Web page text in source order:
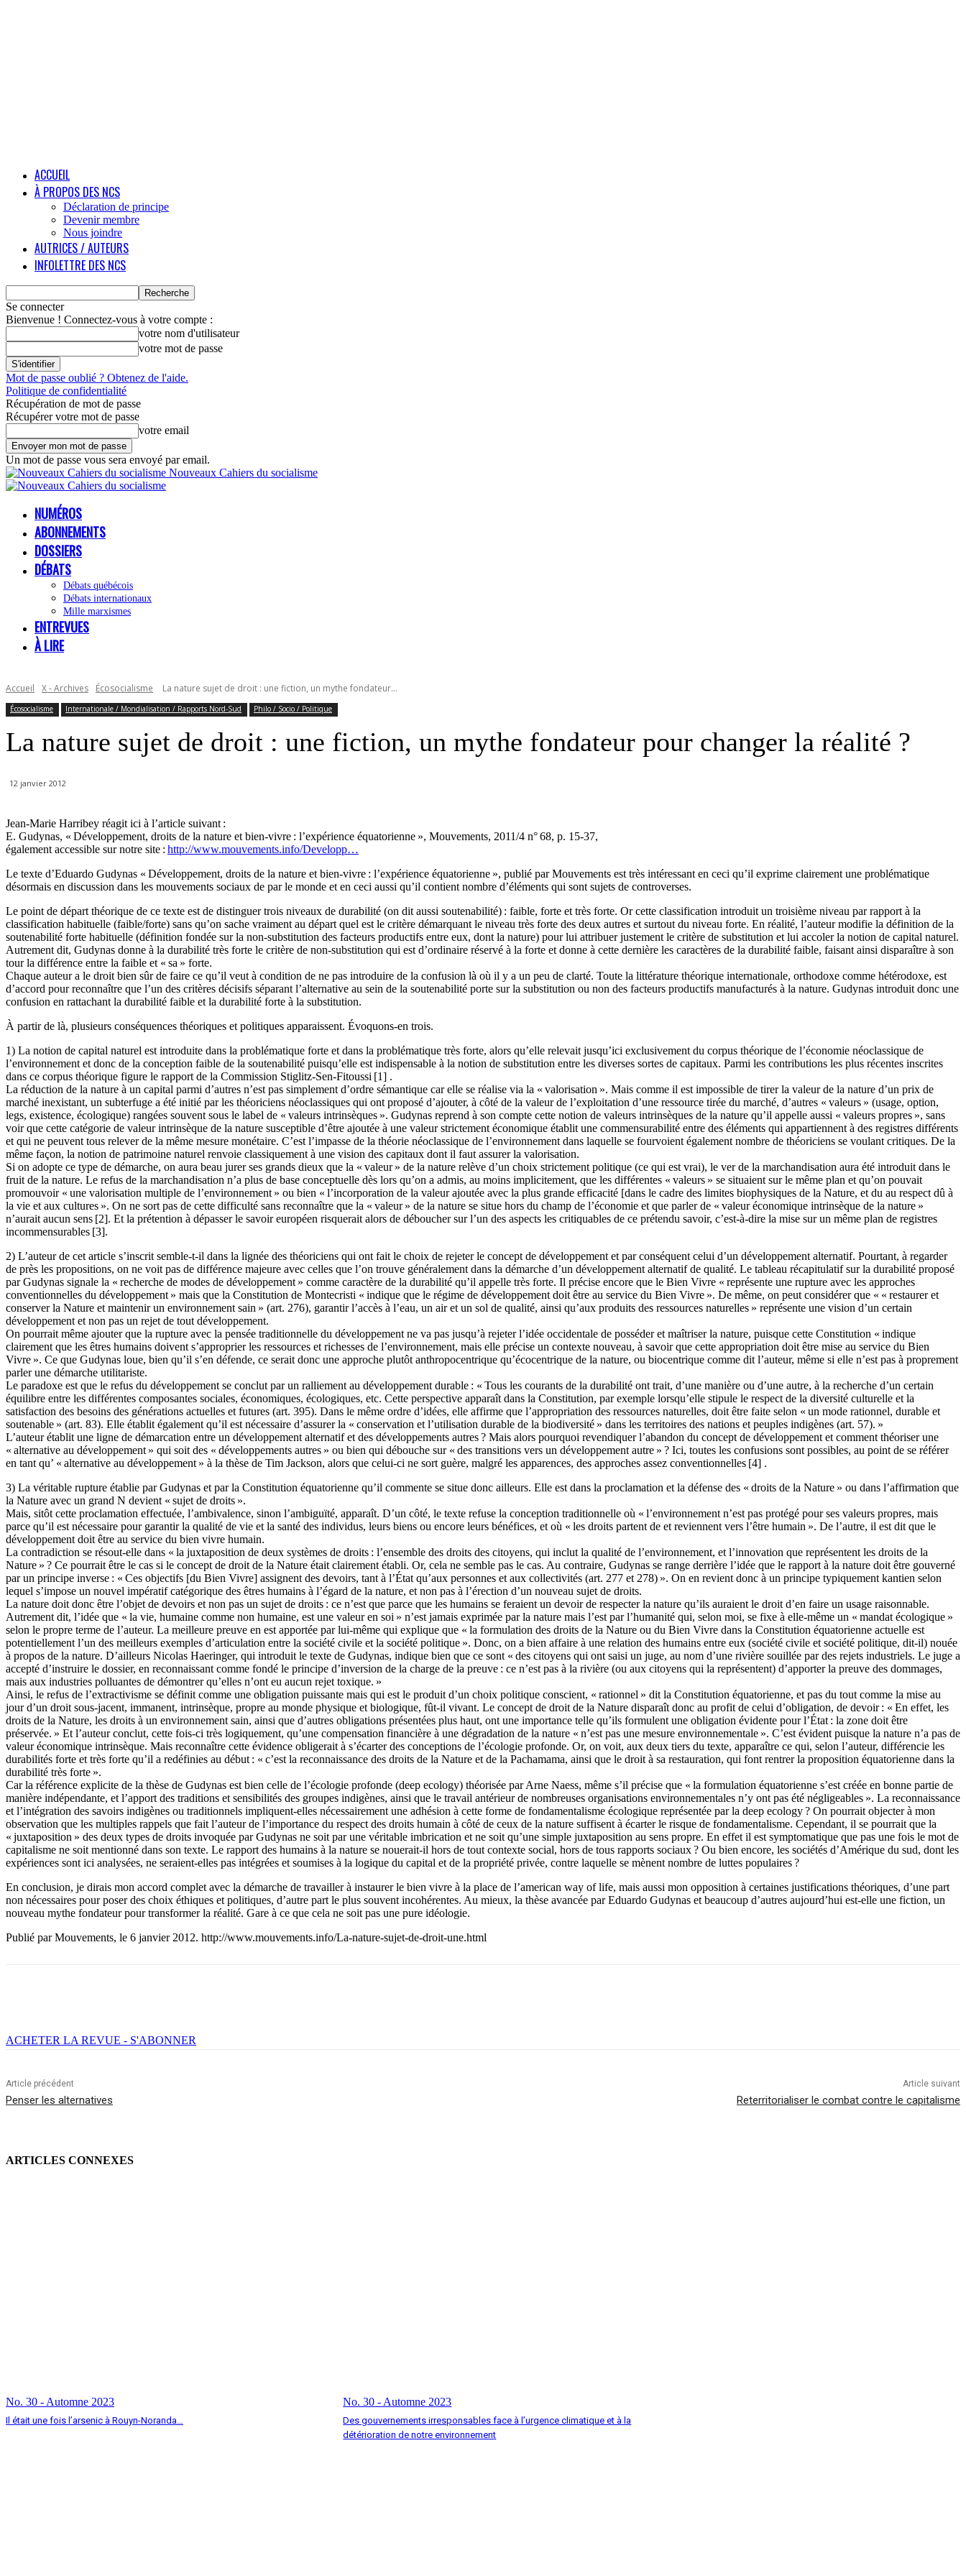
ACCUEIL
À PROPOS DES NCS
Déclaration de principe
Devenir membre
Nous joindre
AUTRICES / AUTEURS
INFOLETTRE DES NCS
Se connecter
Bienvenue ! Connectez-vous à votre compte :
votre nom d'utilisateur
votre mot de passe
Mot de passe oublié ? Obtenez de l'aide.
Politique de confidentialité
Récupération de mot de passe
Récupérer votre mot de passe
votre email
Un mot de passe vous sera envoyé par email.
Nouveaux Cahiers du socialisme
NUMÉROS
ABONNEMENTS
DOSSIERS
DÉBATS
Débats québécois
Débats internationaux
Mille marxismes
ENTREVUES
À LIRE
Accueil X - Archives Écosocialisme La nature sujet de droit : une fiction, un mythe fondateur...
Écosocialisme Internationale / Mondialisation / Rapports Nord-Sud Philo / Socio / Politique
La nature sujet de droit : une fiction, un mythe fondateur pour changer la réalité ?
12 janvier 2012
Jean-Marie Harribey réagit ici à l’article suivant :
E. Gudynas, « Développement, droits de la nature et bien-vivre : l’expérience équatorienne », Mouvements, 2011/4 n° 68, p. 15-37,
également accessible sur notre site : http://www.mouvements.info/Developp…
Le texte d’Eduardo Gudynas « Développement, droits de la nature et bien-vivre : l’expérience équatorienne », publié par Mouvements est très intéressant en ceci qu’il exprime clairement une problématique
désormais en discussion dans les mouvements sociaux de par le monde et en ceci aussi qu’il contient nombre d’éléments qui sont sujets de controverses.
Le point de départ théorique de ce texte est de distinguer trois niveaux de durabilité (on dit aussi soutenabilité) : faible, forte et très forte. Or cette classification introduit un troisième niveau par rapport à la
classification habituelle (faible/forte) sans qu’on sache vraiment au départ quel est le critère démarquant le niveau très forte des deux autres et surtout du niveau forte. En réalité, l’auteur modifie la définition de la
soutenabilité forte habituelle (définition fondée sur la non-substitution des facteurs productifs entre eux, dont la nature) pour lui attribuer justement le critère de substitution et lui accoler la notion de capital naturel.
Autrement dit, Gudynas donne à la durabilité très forte le critère de non-substitution qui est d’ordinaire réservé à la forte et donne à cette dernière les caractères de la durabilité faible, faisant ainsi disparaître à son
tour la différence entre la faible et « sa » forte.
Chaque auteur a le droit bien sûr de faire ce qu’il veut à condition de ne pas introduire de la confusion là où il y a un peu de clarté. Toute la littérature théorique internationale, orthodoxe comme hétérodoxe, est
d’accord pour reconnaître que l’un des critères décisifs séparant l’alternative au sein de la soutenabilité porte sur la substitution ou non des facteurs productifs manufacturés à la nature. Gudynas introduit donc une
confusion en rattachant la durabilité faible et la durabilité forte à la substitution.
À partir de là, plusieurs conséquences théoriques et politiques apparaissent. Évoquons-en trois.
1) La notion de capital naturel est introduite dans la problématique forte et dans la problématique très forte, alors qu’elle relevait jusqu’ici exclusivement du corpus théorique de l’économie néoclassique de
l’environnement et donc de la conception faible de la soutenabilité puisqu’elle est indispensable à la notion de substitution entre les diverses sortes de capitaux. Parmi les contributions les plus récentes inscrites
dans ce corpus théorique figure le rapport de la Commission Stiglitz-Sen-Fitoussi [1] .
La réduction de la nature à un capital parmi d’autres n’est pas simplement d’ordre sémantique car elle se réalise via la « valorisation ». Mais comme il est impossible de tirer la valeur de la nature d’un prix de
marché inexistant, un subterfuge a été initié par les théoriciens néoclassiques qui ont proposé d’ajouter, à côté de la valeur de l’exploitation d’une ressource tirée du marché, d’autres « valeurs » (usage, option,
legs, existence, écologique) rangées souvent sous le label de « valeurs intrinsèques ». Gudynas reprend à son compte cette notion de valeurs intrinsèques de la nature qu’il appelle aussi « valeurs propres », sans
voir que cette catégorie de valeur intrinsèque de la nature susceptible d’être ajoutée à une valeur strictement économique établit une commensurabilité entre des éléments qui appartiennent à des registres différents
et qui ne peuvent tous relever de la même mesure monétaire. C’est l’impasse de la théorie néoclassique de l’environnement dans laquelle se fourvoient également nombre de théoriciens se voulant critiques. De la
même façon, la notion de patrimoine naturel renvoie classiquement à une vision des capitaux dont il faut assurer la valorisation.
Si on adopte ce type de démarche, on aura beau jurer ses grands dieux que la « valeur » de la nature relève d’un choix strictement politique (ce qui est vrai), le ver de la marchandisation aura été introduit dans le
fruit de la nature. Le refus de la marchandisation n’a plus de base conceptuelle dès lors qu’on a admis, au moins implicitement, que les différentes « valeurs » se situaient sur le même plan et qu’on pouvait
promouvoir « une valorisation multiple de l’environnement » ou bien « l’incorporation de la valeur ajoutée avec la plus grande efficacité [dans le cadre des limites biophysiques de la Nature, et du au respect dû à
la vie et aux cultures ». On ne sort pas de cette difficulté sans reconnaître que la « valeur » de la nature se situe hors du champ de l’économie et que parler de « valeur économique intrinsèque de la nature »
n’aurait aucun sens [2]. Et la prétention à dépasser le savoir européen risquerait alors de déboucher sur l’un des aspects les critiquables de ce prétendu savoir, c’est-à-dire la mise sur un même plan de registres
incommensurables [3].
2) L’auteur de cet article s’inscrit semble-t-il dans la lignée des théoriciens qui ont fait le choix de rejeter le concept de développement et par conséquent celui d’un développement alternatif. Pourtant, à regarder
de près les propositions, on ne voit pas de différence majeure avec celles que l’on trouve généralement dans la démarche d’un développement alternatif de qualité. Le tableau récapitulatif sur la durabilité proposé
par Gudynas signale la « recherche de modes de développement » comme caractère de la durabilité qu’il appelle très forte. Il précise encore que le Bien Vivre « représente une rupture avec les approches
conventionnelles du développement » mais que la Constitution de Montecristi « indique que le régime de développement doit être au service du Bien Vivre ». De même, on peut considérer que « « restaurer et
conserver la Nature et maintenir un environnement sain » (art. 276), garantir l’accès à l’eau, un air et un sol de qualité, ainsi qu’aux produits des ressources naturelles » représente une vision d’un certain
développement et non pas un rejet de tout développement.
On pourrait même ajouter que la rupture avec la pensée traditionnelle du développement ne va pas jusqu’à rejeter l’idée occidentale de posséder et maîtriser la nature, puisque cette Constitution « indique
clairement que les êtres humains doivent s’approprier les ressources et richesses de l’environnement, mais elle précise un contexte nouveau, à savoir que cette appropriation doit être mise au service du Bien
Vivre ». Ce que Gudynas loue, bien qu’il s’en défende, ce serait donc une approche plutôt anthropocentrique qu’écocentrique de la nature, ou biocentrique comme dit l’auteur, même si elle n’est pas à proprement
parler une démarche utilitariste.
Le paradoxe est que le refus du développement se conclut par un ralliement au développement durable : « Tous les courants de la durabilité ont trait, d’une manière ou d’une autre, à la recherche d’un certain
équilibre entre les différentes composantes sociales, économiques, écologiques, etc. Cette perspective apparaît dans la Constitution, par exemple lorsqu’elle stipule le respect de la diversité culturelle et la
satisfaction des besoins des générations actuelles et futures (art. 395). Dans le même ordre d’idées, elle affirme que l’appropriation des ressources naturelles, doit être faite selon « un mode rationnel, durable et
soutenable » (art. 83). Elle établit également qu’il est nécessaire d’assurer la « conservation et l’utilisation durable de la biodiversité » dans les territoires des nations et peuples indigènes (art. 57). »
L’auteur établit une ligne de démarcation entre un développement alternatif et des développements autres ? Mais alors pourquoi revendiquer l’abandon du concept de développement et comment théoriser une
« alternative au développement » qui soit des « développements autres » ou bien qui débouche sur « des transitions vers un développement autre » ? Ici, toutes les confusions sont possibles, au point de se référer
en tant qu’ « alternative au développement » à la thèse de Tim Jackson, alors que celui-ci ne sort guère, malgré les apparences, des approches assez conventionnelles [4] .
3) La véritable rupture établie par Gudynas et par la Constitution équatorienne qu’il commente se situe donc ailleurs. Elle est dans la proclamation et la défense des « droits de la Nature » ou dans l’affirmation que
la Nature avec un grand N devient « sujet de droits ».
Mais, sitôt cette proclamation effectuée, l’ambivalence, sinon l’ambiguïté, apparaît. D’un côté, le texte refuse la conception traditionnelle où « l’environnement n’est pas protégé pour ses valeurs propres, mais
parce qu’il est nécessaire pour garantir la qualité de vie et la santé des individus, leurs biens ou encore leurs bénéfices, et où « les droits partent de et reviennent vers l’être humain ». De l’autre, il est dit que le
développement doit être au service du bien vivre humain.
La contradiction se résout-elle dans « la juxtaposition de deux systèmes de droits : l’ensemble des droits des citoyens, qui inclut la qualité de l’environnement, et l’innovation que représentent les droits de la
Nature » ? Ce pourrait être le cas si le concept de droit de la Nature était clairement établi. Or, cela ne semble pas le cas. Au contraire, Gudynas se range derrière l’idée que le rapport à la nature doit être gouverné
par un principe inverse : « Ces objectifs [du Bien Vivre] assignent des devoirs, tant à l’État qu’aux personnes et aux collectivités (art. 277 et 278) ». On en revient donc à un principe typiquement kantien selon
lequel s’impose un nouvel impératif catégorique des êtres humains à l’égard de la nature, et non pas à l’érection d’un nouveau sujet de droits.
La nature doit donc être l’objet de devoirs et non pas un sujet de droits : ce n’est que parce que les humains se feraient un devoir de respecter la nature qu’ils auraient le droit d’en faire un usage raisonnable.
Autrement dit, l’idée que « la vie, humaine comme non humaine, est une valeur en soi » n’est jamais exprimée par la nature mais l’est par l’humanité qui, selon moi, se fixe à elle-même un « mandat écologique »
selon le propre terme de l’auteur. La meilleure preuve en est apportée par lui-même qui explique que « la formulation des droits de la Nature ou du Bien Vivre dans la Constitution équatorienne actuelle est
potentiellement l’un des meilleurs exemples d’articulation entre la société civile et la société politique ». Donc, on a bien affaire à une relation des humains entre eux (société civile et société politique, dit-il) nouée
à propos de la nature. D’ailleurs Nicolas Haeringer, qui introduit le texte de Gudynas, indique bien que ce sont « des citoyens qui ont saisi un juge, au nom d’une rivière souillée par des rejets industriels. Le juge a
accepté d’instruire le dossier, en reconnaissant comme fondé le principe d’inversion de la charge de la preuve : ce n’est pas à la rivière (ou aux citoyens qui la représentent) d’apporter la preuve des dommages,
mais aux industries polluantes de démontrer qu’elles n’ont eu aucun rejet toxique. »
Ainsi, le refus de l’extractivisme se définit comme une obligation puissante mais qui est le produit d’un choix politique conscient, « rationnel » dit la Constitution équatorienne, et pas du tout comme la mise au
jour d’un droit sous-jacent, immanent, intrinsèque, propre au monde physique et biologique, fût-il vivant. Le concept de droit de la Nature disparaît donc au profit de celui d’obligation, de devoir : « En effet, les
droits de la Nature, les droits à un environnement sain, ainsi que d’autres obligations présentées plus haut, ont une importance telle qu’ils formulent une obligation évidente pour l’État : la zone doit être
préservée. » Et l’auteur conclut, cette fois-ci très logiquement, qu’une compensation financière à une dégradation de la nature « n’est pas une mesure environnementale ». C’est évident puisque la nature n’a pas de
valeur économique intrinsèque. Mais reconnaître cette évidence obligerait à s’écarter des conceptions de l’écologie profonde. Or, on voit, aux deux tiers du texte, apparaître ce qui, selon l’auteur, différencie les
durabilités forte et très forte qu’il a redéfinies au début : « c’est la reconnaissance des droits de la Nature et de la Pachamama, ainsi que le droit à sa restauration, qui font rentrer la proposition équatorienne dans la
durabilité très forte ».
Car la référence explicite de la thèse de Gudynas est bien celle de l’écologie profonde (deep ecology) théorisée par Arne Naess, même s’il précise que « la formulation équatorienne s’est créée en bonne partie de
manière indépendante, et l’apport des traditions et sensibilités des groupes indigènes, ainsi que le travail antérieur de nombreuses organisations environnementales n’y ont pas été négligeables ». La reconnaissance
et l’intégration des savoirs indigènes ou traditionnels impliquent-elles nécessairement une adhésion à cette forme de fondamentalisme écologique représentée par la deep ecology ? On pourrait objecter à mon
observation que les multiples rappels que fait l’auteur de l’importance du respect des droits humain à côté de ceux de la nature suffisent à écarter le risque de fondamentalisme. Cependant, il se pourrait que la
« juxtaposition » des deux types de droits invoquée par Gudynas ne soit par une véritable imbrication et ne soit qu’une simple juxtaposition au sens propre. En effet il est symptomatique que pas une fois le mot de
capitalisme ne soit mentionné dans son texte. Le rapport des humains à la nature se nouerait-il hors de tout contexte social, hors de tous rapports sociaux ? Ou bien encore, les sociétés d’Amérique du sud, dont les
expériences sont ici analysées, ne seraient-elles pas intégrées et soumises à la logique du capital et de la propriété privée, contre laquelle se mènent nombre de luttes populaires ?
En conclusion, je dirais mon accord complet avec la démarche de travailler à instaurer le bien vivre à la place de l’american way of life, mais aussi mon opposition à certaines justifications théoriques, d’une part
non nécessaires pour poser des choix éthiques et politiques, d’autre part le plus souvent incohérentes. Au mieux, la thèse avancée par Eduardo Gudynas et beaucoup d’autres aujourd’hui est-elle une fiction, un
nouveau mythe fondateur pour transformer la réalité. Gare à ce que cela ne soit pas une pure idéologie.
Publié par Mouvements, le 6 janvier 2012. http://www.mouvements.info/La-nature-sujet-de-droit-une.html
ACHETER LA REVUE - S'ABONNER
Article précédent
Penser les alternatives
Article suivant
Reterritorialiser le combat contre le capitalisme
ARTICLES CONNEXES
No. 30 - Automne 2023
Il était une fois l’arsenic à Rouyn-Noranda…
No. 30 - Automne 2023
Des gouvernements irresponsables face à l’urgence climatique et à la
détérioration de notre environnement